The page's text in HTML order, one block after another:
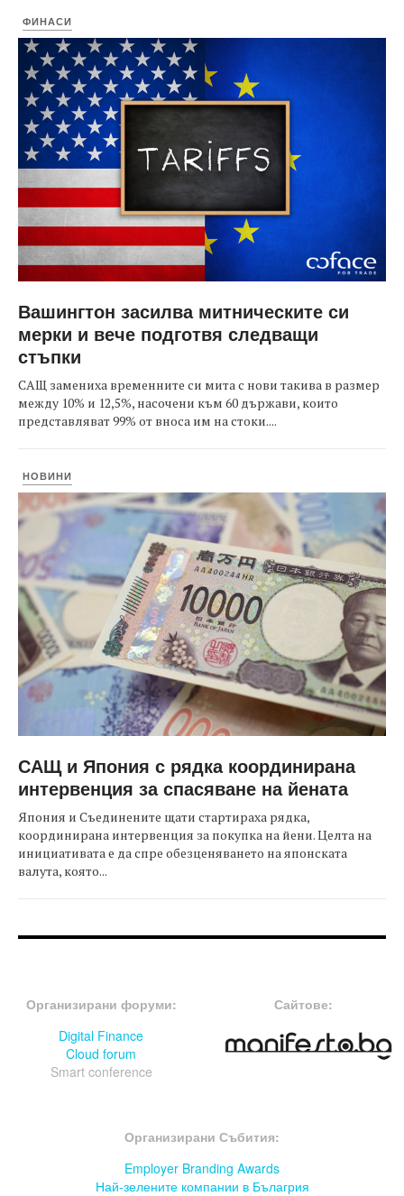
ФИНАСИ
Вашингтон засилва митническите си
мерки и вече подготвя следващи
стъпки
САЩ замениха временните си мита с нови такива в размер
между 10% и 12,5%, насочени към 60 държави, които
представляват 99% от вноса им на стоки....
НОВИНИ
САЩ и Япония с рядка координирана
интервенция за спасяване на йената
Япония и Съединените щати стартираха рядка,
координирана интервенция за покупка на йени. Целта на
инициативата е да спре обезценяването на японската
валута, която...
Организирани форуми:
Digital Finance
Cloud forum
Smart conference
Сайтове:
Организирани Събития:
Employer Branding Awards
Най-зелените компании в Бълагрия